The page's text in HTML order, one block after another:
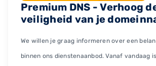
Premium DNS - Verhoog
veiligheid van je
We willen je graag informeren over een
binnen ons dienstenaanbod. Vanaf vandaag